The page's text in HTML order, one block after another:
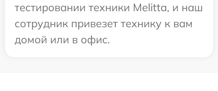
тестировании техники Melitta, и наш
сотрудник привезет технику к вам
домой или в офис.